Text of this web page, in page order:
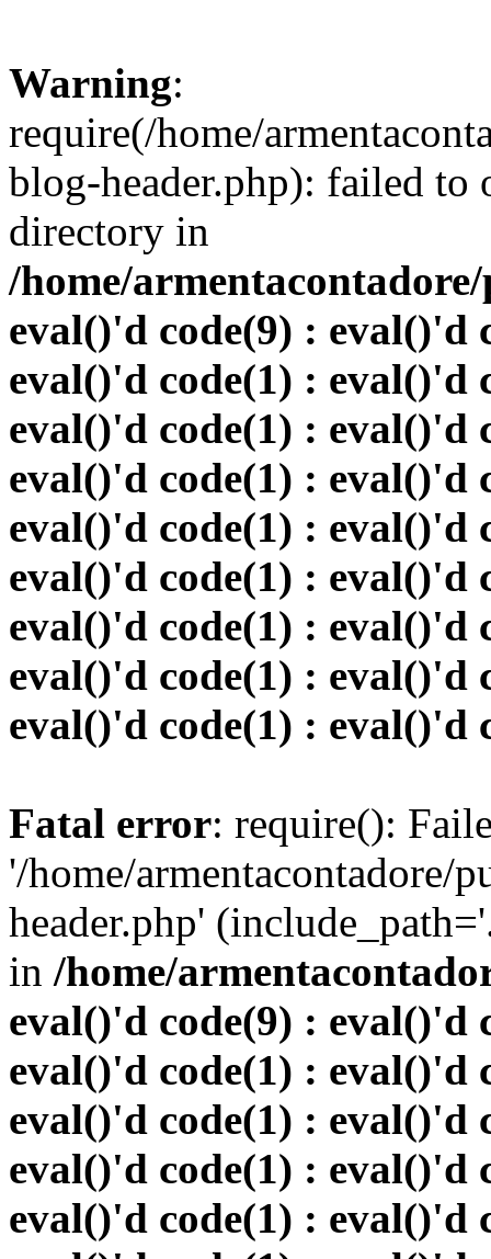
Warning:
require(/home/
blog-header.php): failed to
directory in
/home/
eval()'d code(9) : eval()'d
eval()'d code(1) : eval()'d
eval()'d code(1) : eval()'d
eval()'d code(1) : eval()'d
eval()'d code(1) : eval()'d
eval()'d code(1) : eval()'d
eval()'d code(1) : eval()'d
eval()'d code(1) : eval()'d
eval()'d code(1) : eval()'d
Fatal error: require():
'/home/armentacontadore/
header.php'
in /home/
eval()'d code(9) : eval()'d
eval()'d code(1) : eval()'d
eval()'d code(1) : eval()'d
eval()'d code(1) : eval()'d
eval()'d code(1) : eval()'d